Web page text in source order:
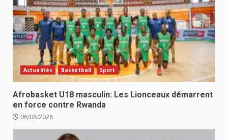
Actualités Basketball Sport
Afrobasket U18 masculin: Les Lionceaux démarrent
en force contre Rwanda
06/08/2026